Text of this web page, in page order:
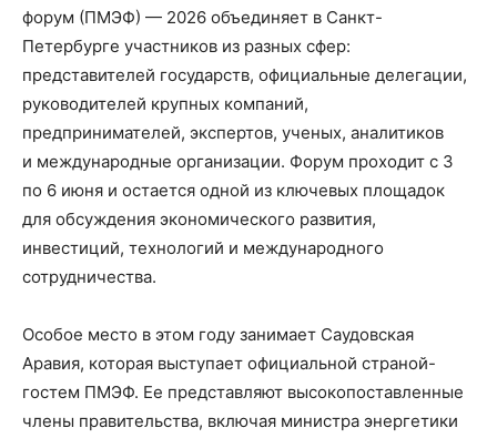
форум (ПМЭФ) — 2026 объединяет в Санкт-
Петербурге участников из разных сфер:
представителей государств, официальные делегации,
руководителей крупных компаний,
предпринимателей, экспертов, ученых, аналитиков
и международные организации. Форум проходит с 3
по 6 июня и остается одной из ключевых площадок
для обсуждения экономического развития,
инвестиций, технологий и международного
сотрудничества.
Особое место в этом году занимает Саудовская
Аравия, которая выступает официальной страной-
гостем ПМЭФ. Ее представляют высокопоставленные
члены правительства, включая министра энергетики